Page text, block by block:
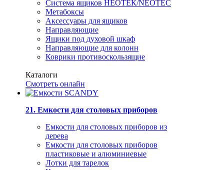
Система ящиков НЕОТЕК/NEOTEC
Метабоксы
Аксессуары для ящиков
Направляющие
Ящики под духовой шкаф
Направляющие для колонн
Коврики противоскользящие
Каталоги
Смотреть онлайн
21. Емкости для столовых приборов
Емкости для столовых приборов из
дерева
Емкости для столовых приборов
пластиковые и алюминиевые
Лотки для тарелок